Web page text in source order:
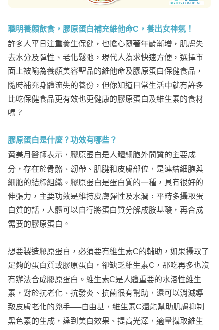
聰明養顏飲食，膠原蛋白補充維他命C，養出女神氣！
許多人平日注重養生保健，也擔心隨著年齡漸增，肌膚失
去水分及彈性、老化鬆弛，現代人為求快速方便，選擇市
面上被喻為養顏美容聖品的維他命及膠原蛋白保健食品，
隨時補充身體流失的養份，但你知道日常生活中就有許多
比吃保健食品更有效也更健康的膠原蛋白及維生素的食材
嗎？
膠原蛋白是什麼？功效有哪些？
黃美月醫師表示，膠原蛋白是人體細胞外間質的主要成
分，存在於骨骼、韌帶、肌腱和皮膚部位，是連結細胞與
細胞的結締組織。膠原蛋白是蛋白質的一種，具有很好的
伸張力，主要功效是維持皮膚彈性及水潤，平時多攝取蛋
白質的話，人體可以自行將蛋白質分解成胺基酸，再合成
需要的膠原蛋白。
想要製造膠原蛋白，必須要有維生素C的輔助，如果攝取了
足夠的蛋白質或膠原蛋白，卻缺乏維生素C，那吃再多也沒
有辦法合成膠原蛋白。維生素C是人體重要的水溶性維生
素，對於抗老化、抗發炎、抗菌很有幫助，還可以消滅導
致皮膚老化的兇手──自由基，維生素C還能幫助肌膚抑制
黑色素的生成，達到美白效果、提高光澤，適量攝取維生